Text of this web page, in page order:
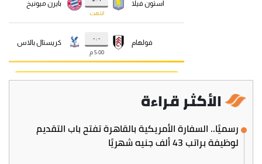
الأكثر قراءة
رسميًا.. السفارة الأمريكية بالقاهرة تفتح باب التقديم
لوظيفة براتب 43 ألف جنيه شهريًا